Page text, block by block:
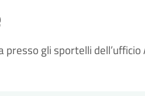
gli sportelli dell’ufficio